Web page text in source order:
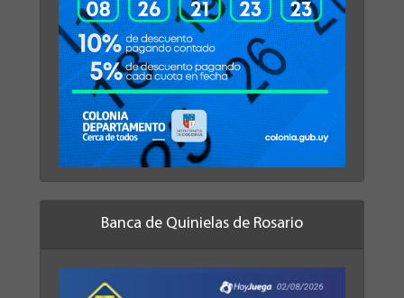
Banca de Quinielas de Rosario